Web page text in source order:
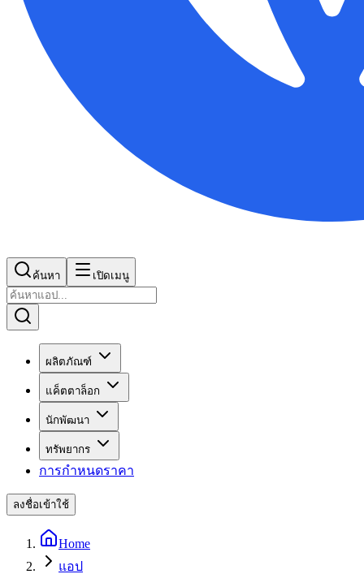
ค้นหา เปิดเมนู
ผลิตภัณฑ์
แค็ตตาล็อก
นักพัฒนา
ทรัพยากร
การกำหนดราคา
ลงชื่อเข้าใช้
Home
แอป